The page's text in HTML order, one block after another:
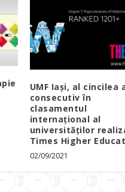
UMF Iași, al cincilea
consecutiv în
clasamentul
internațional al
universităților
Times Higher
02/09/2021